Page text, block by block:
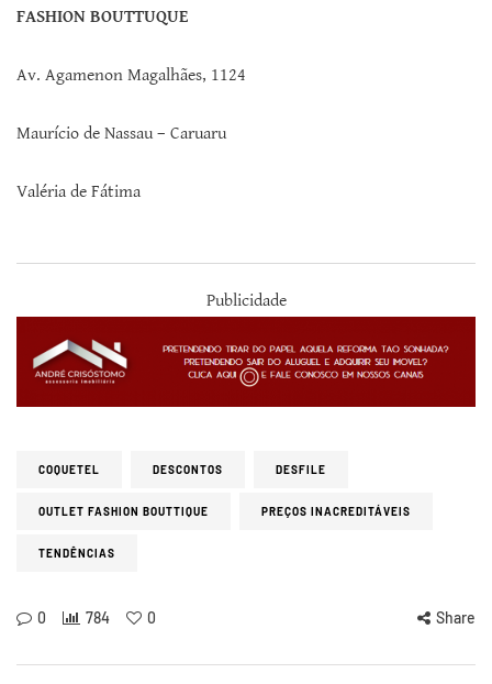
FASHION BOUTTUQUE
Av. Agamenon Magalhães, 1124
Maurício de Nassau – Caruaru
Valéria de Fátima
Publicidade
COQUETEL DESCONTOS DESFILE
OUTLET FASHION BOUTTIQUE PREÇOS INACREDITÁVEIS
TENDÊNCIAS
0 784 0 Share